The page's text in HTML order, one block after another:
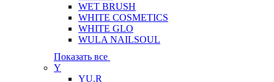
WET BRUSH
WHITE COSMETICS
WHITE GLO
WULA NAILSOUL
Показать все
Y
YU.R